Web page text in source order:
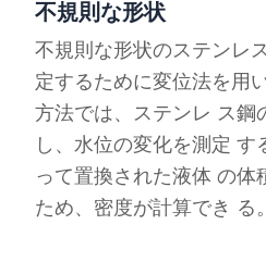
不規則な形状
不規則な形状のステンレ
定するために変位法を用
方法では、ステンレ ス鋼
し、水位の変化を測定 す
って置換された液体 の体
ため、密度が計算でき る。